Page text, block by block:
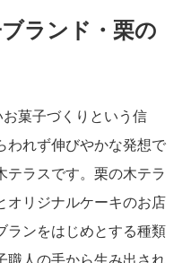
ランド・栗の
菓子づくりという信
われず伸びやかな発想で
テラスです。栗の木テラ
オリジナルケーキのお店
ランをはじめとする種類
職人の手から生み出され